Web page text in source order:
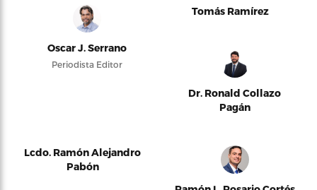
Oscar J. Serrano
Periodista Editor
Tomás Ramírez
Dr. Ronald Collazo
Pagán
Lcdo. Ramón Alejandro
Pabón